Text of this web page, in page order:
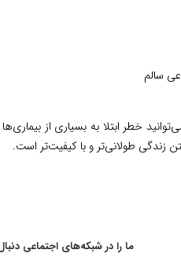
سالم
خطر ابتلا به بسیاری از
زندگی طولانی‌تر و با کیفیت‌تر است.
ما را در شبکه‌های اجتماعی